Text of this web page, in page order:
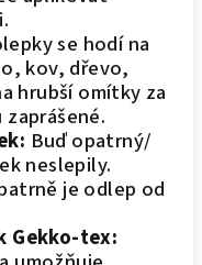
se hodí na
kov, dřevo,
hrubší omítky za
Buď opatrný/
neslepily.
je odlep od
Gekko-tex: